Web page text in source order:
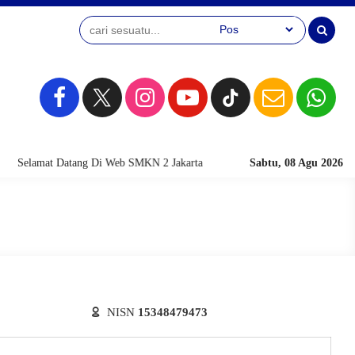
Sabtu, 08 Agu 2026
Selamat Datang Di Web SMKN 2 Jakarta
NISN 15348479473